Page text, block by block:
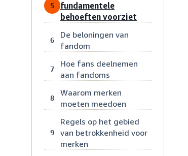
5
fundamentele
behoeften voorziet
6
De beloningen van
fandom
7
Hoe fans deelnemen
aan fandoms
8
Waarom merken
moeten meedoen
9
Regels op het gebied
van betrokkenheid voor
merken